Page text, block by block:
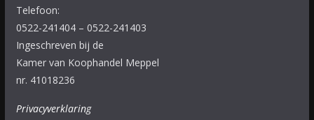
Telefoon:
0522-241404 – 0522-241403
Ingeschreven bij de
Kamer van Koophandel Meppel
nr. 41018236
Privacyverklaring